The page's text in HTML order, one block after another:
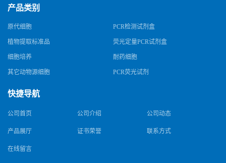
产品类别
原代细胞 PCR检测试剂盒
植物提取标准品 荧光定量PCR试剂盒
细胞培养 耐药细胞
其它动物源细胞 PCR荧光试剂
快捷导航
公司首页 公司介绍 公司动态
产品展厅 证书荣誉 联系方式
在线留言